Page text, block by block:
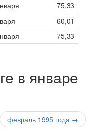
75,33
60,01
75,33
в январе
февраль 1995 года →